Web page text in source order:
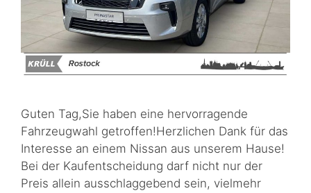
Guten Tag,Sie haben eine hervorragende
Fahrzeugwahl getroffen!Herzlichen Dank für das
Interesse an einem Nissan aus unserem Hause!
Bei der Kaufentscheidung darf nicht nur der
Preis allein ausschlaggebend sein, vielmehr